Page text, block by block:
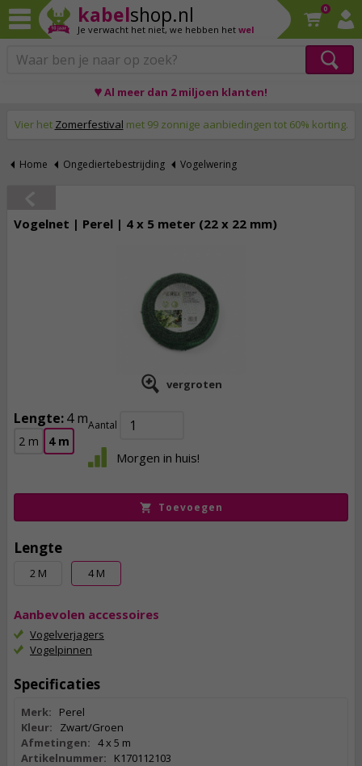
kabelshop.nl
Je verwacht het niet, we hebben het wel
0
♥ Al meer dan 2 miljoen klanten!
Vier het Zomerfestival met 99 zonnige aanbiedingen tot 60% korting.
Home Ongediertebestrijding Vogelwering
Vogelnet | Perel | 4 x 5 meter (22 x 22 mm)
vergroten
Lengte:4 m
2 m 4 m
Aantal
Morgen in huis!
Toevoegen
Lengte
2 M 4 M
Aanbevolen accessoires
Vogelverjagers
Vogelpinnen
Specificaties
Merk:
Perel
Kleur:
Zwart/Groen
Afmetingen:
4 x 5 m
Artikelnummer:
K170112103